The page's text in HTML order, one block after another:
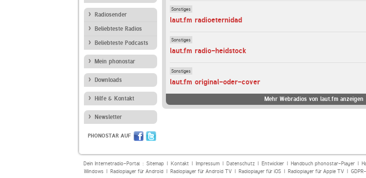
Radiosender
Beliebteste Radios
Beliebteste Podcasts
Mein phonostar
Downloads
Hilfe & Kontakt
Newsletter
PHONOSTAR AUF
Sonstiges
laut.fm radioeternidad
Sonstiges
laut.fm radio-heidstock
Sonstiges
laut.fm original-oder-cover
Mehr Webradios von laut.fm anzeigen
Dein Internetradio-Portal : Sitemap| Kontakt| Impressum| Datenschutz| Entwickler| Handbuch phonostar-Player|
Windows| Radioplayer für Android| Radioplayer für Android TV| Radioplayer für iOS| Radioplayer für Apple TV|